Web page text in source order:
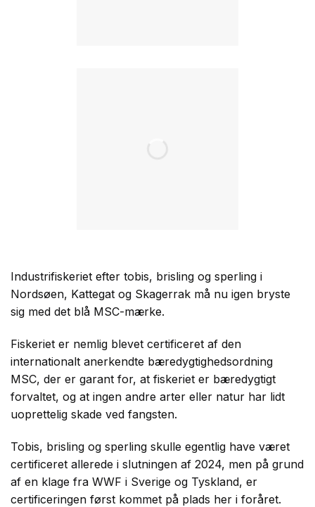
Industrifiskeriet efter tobis, brisling og sperling i
Nordsøen, Kattegat og Skagerrak må nu igen bryste
sig med det blå MSC-mærke.
Fiskeriet er nemlig blevet certificeret af den
internationalt anerkendte bæredygtighedsordning
MSC, der er garant for, at fiskeriet er bæredygtigt
forvaltet, og at ingen andre arter eller natur har lidt
uoprettelig skade ved fangsten.
Tobis, brisling og sperling skulle egentlig have været
certificeret allerede i slutningen af 2024, men på grund
af en klage fra WWF i Sverige og Tyskland, er
certificeringen først kommet på plads her i foråret.